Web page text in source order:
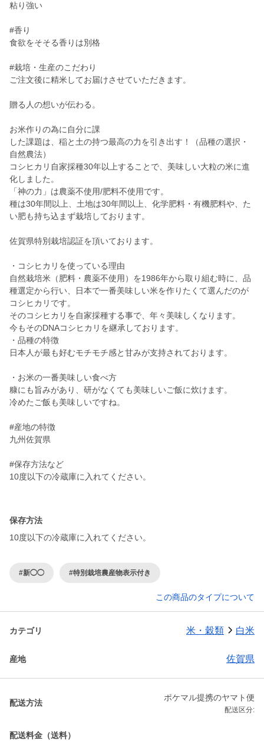
粘り強い
#香り
食欲をそそる香りは別格
#栽培・生産のこだわり
ご注文後に精米してお届けさせていただきます。
贈る人の想いが伝わる。
お米作りの為に自分に課
した課題は、稲と土の持つ最高の力を引き出す！（品種の選択・
自然農法）
コシヒカリ自家採種30年以上することで、美味しい大粒の米に進
化しました。
「神の力」は農薬不使用/肥料不使用です。
種は30年間以上、土地は30年間以上、化学肥料・有機肥料や、た
い肥も持ち込まず栽培しております。
佐賀県特別栽培認証を頂いております。
・コシヒカリを使っている理由
自然栽培米（肥料・農薬不使用）を1986年から取り組む時に、品
種選定から行い、日本で一番美味しい米を作りたくて選んだのが
コシヒカリです。
そのコシヒカリを自家採種する事で、年々美味しくなります。
今もそのDNAコシヒカリを継承しております。
・品種の特徴
日本人が最も好むモチモチ感と甘みが支持されております。
・お米の一番美味しい食べ方
糠にも旨みがあり、研がなくても美味しいご飯に炊けます。
冷めたご飯も美味しいですね。
#産地の特徴
九州佐賀県
#保存方法など
10度以下の冷蔵庫に入れてください。
保存方法
10度以下の冷蔵庫に入れてください。
#新◯◯ #特別栽培農産物表示付き
この商品のタイプについて
カテゴリ 米・穀類 白米
産地 佐賀県
配送方法
ポケマル提携のヤマト便
配送区分:
配送料金（送料）